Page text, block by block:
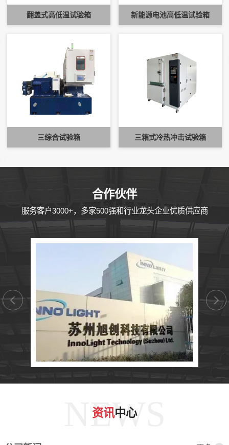
翻盖式高低温试验箱 新能源电池高低温试验箱
三综合试验箱 三箱式冷热冲击试验箱
合作伙伴
服务客户3000+，多家500强和行业龙头企业优质供应商
NEWS
资讯中心